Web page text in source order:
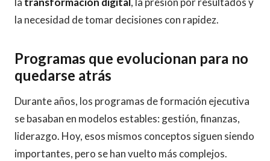
la necesidad de tomar decisiones con rapidez.
Programas que evolucionan para no
quedarse atrás
Durante años, los programas de formación ejecutiva
se basaban en modelos estables: gestión, finanzas,
liderazgo. Hoy, esos mismos conceptos siguen siendo
importantes, pero se han vuelto más complejos.